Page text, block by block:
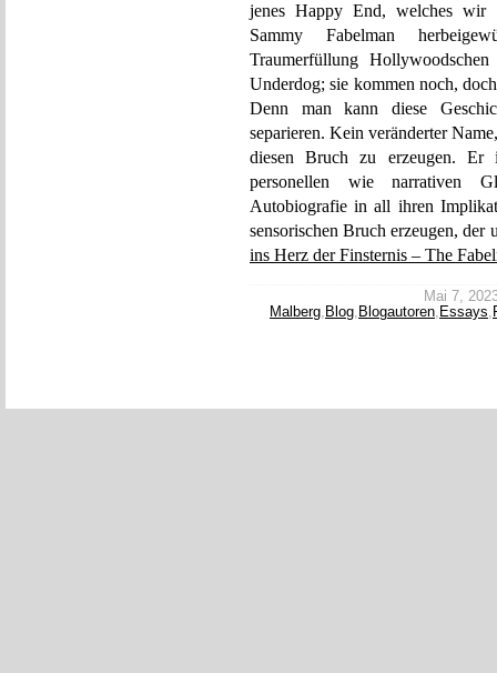
jenes Happy End, welches wir
Sammy Fabelman
Traumerfüllung
Underdog; sie kommen noch,
Denn man kann diese
separieren. Kein veränderter
diesen Bruch zu erzeugen. Er
personellen wie narrativen
Autobiografie in all ihren
sensorischen Bruch erzeugen,
ins Herz der Finsternis – The
Mai 7,
Malberg, Blog, Blogautoren, Essays,